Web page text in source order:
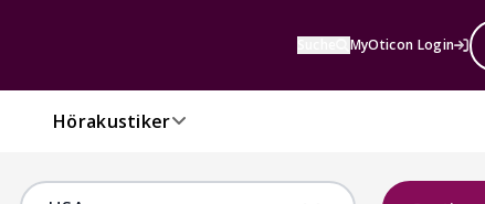
MyOticon Login
Hörakustiker